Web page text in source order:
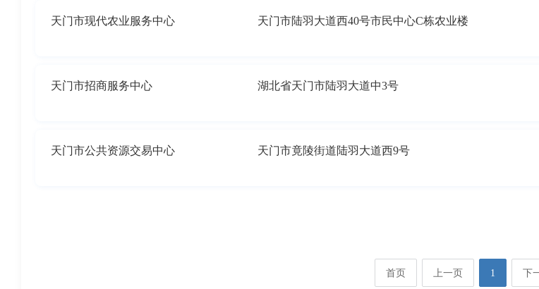
天门市现代农业服务中心 天门市陆羽大道西40号市民中心C栋农业楼
天门市招商服务中心 湖北省天门市陆羽大道中3号
天门市公共资源交易中心 天门市竟陵街道陆羽大道西9号
首页 上一页 1 下